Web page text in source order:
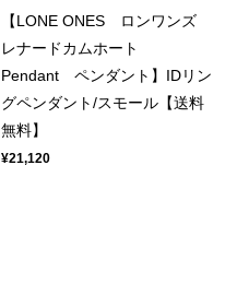
【LONE ONES ロンワンズ
レナードカムホート
Pendant ペンダント】IDリン
グペンダント/スモール【送料
無料】
¥21,120